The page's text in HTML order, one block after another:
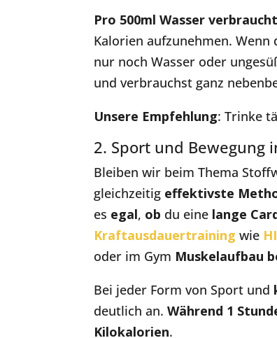
Pro 500ml Wasser
Kalorien aufzunehmen.
nur noch Wasser oder
und verbrauchst ganz
Unsere Empfehlung: Trinke
2. Sport und Bewegung
Bleiben wir beim Thema
gleichzeitig effektivste
es egal, ob du eine lange
Kraftausdauertraining wie
oder im Gym Muskelaufbau
Bei jeder Form von Sport und
deutlich an.Während 1
Kilokalorien.